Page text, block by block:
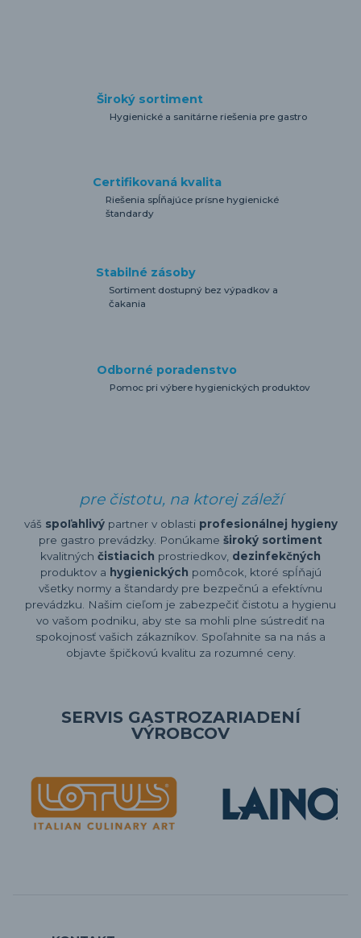
Široký sortiment
Hygienické a sanitárne riešenia pre gastro
Certifikovaná kvalita
Riešenia spĺňajúce prísne hygienické
štandardy
Stabilné zásoby
Sortiment dostupný bez výpadkov a
čakania
Odborné poradenstvo
Pomoc pri výbere hygienických produktov
pre čistotu, na ktorej záleží
váš spoľahlivý partner v oblasti profesionálnej hygieny
pre gastro prevádzky. Ponúkame široký sortiment
kvalitných čistiacich prostriedkov, dezinfekčných
produktov a hygienických pomôcok, ktoré spĺňajú
všetky normy a štandardy pre bezpečnú a efektívnu
prevádzku. Našim cieľom je zabezpečiť čistotu a hygienu
vo vašom podniku, aby ste sa mohli plne sústrediť na
spokojnosť vašich zákazníkov. Spoľahnite sa na nás a
objavte špičkovú kvalitu za rozumné ceny.
SERVIS GASTROZARIADENÍ
VÝROBCOV